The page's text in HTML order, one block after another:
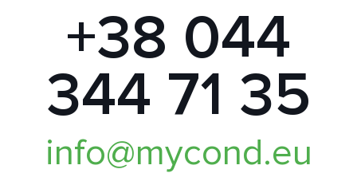
+38 044
344 71 35
info@mycond.eu